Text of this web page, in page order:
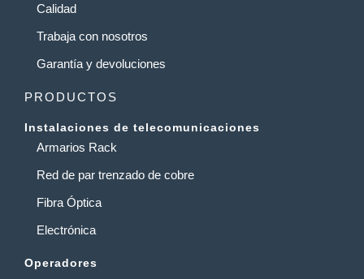
Calidad
Trabaja con nosotros
Garantía y devoluciones
PRODUCTOS
Instalaciones de telecomunicaciones
Armarios Rack
Red de par trenzado de cobre
Fibra Óptica
Electrónica
Operadores